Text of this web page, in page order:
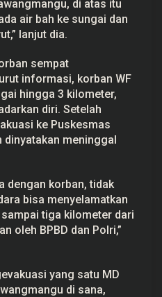
di atas itu
air bah ke sungai dan
lanjut dia.
sempat
informasi, korban WF
hingga 3 kilometer,
diri. Setelah
ke Puskesmas
dinyatakan meninggal
dengan korban, tidak
bisa menyelamatkan
tiga kilometer dari
oleh BPBD dan Polri,”
yang satu MD
di sana,